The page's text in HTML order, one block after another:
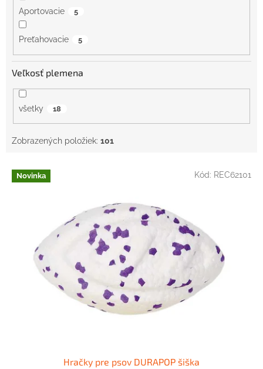
Aportovacie 5
Preťahovacie 5
Veľkosť plemena
všetky 18
Zobrazených položiek: 101
V Novinka
Hračky pre psov DURAPOP šiška
Kód: REC62101